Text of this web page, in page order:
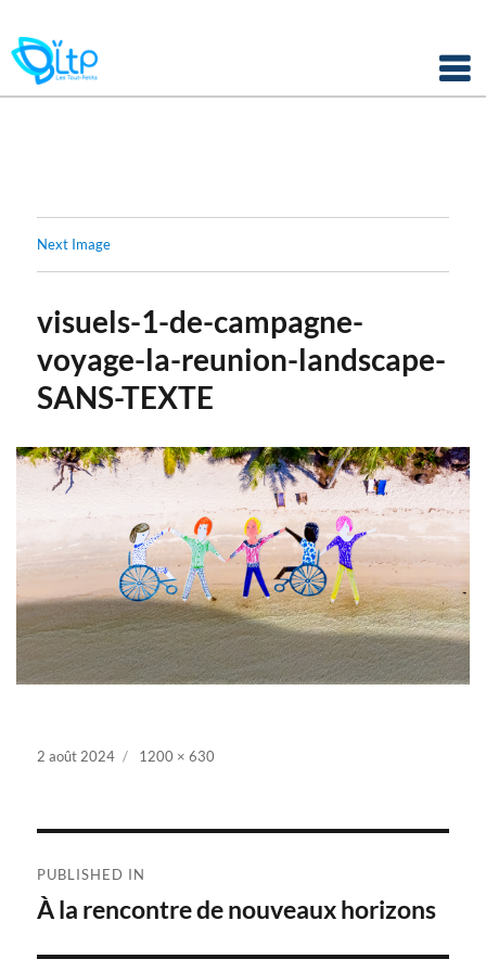
Skip
to
Next Image
visuels-1-de-campagne-
voyage-la-reunion-landscape-
SANS-TEXTE
Posted
2 août 2024
Full
1200 × 630
de
l’article
PUBLISHED IN
À la rencontre de nouveaux horizons